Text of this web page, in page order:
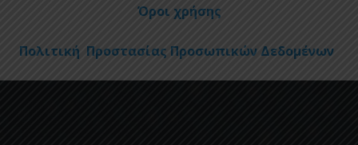
Όροι χρήσης
Πολιτική Προστασίας Προσωπικών Δεδομένων